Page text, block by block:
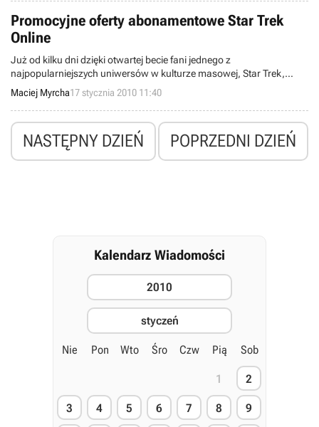
Promocyjne oferty abonamentowe Star Trek
Online
Już od kilku dni dzięki otwartej becie fani jednego z
najpopularniejszych uniwersów w kulturze masowej, Star Trek,
mają okazję przetestować najnowsze dzieło studia Cryptic, Star Trek
Online. Wydająca wspomniany tytuł firma Atari najwidoczniej
uznała, że gracze wyrobili już sobie jako takie pojęcie o rozgrywce i
zaproponowała im promocyjne wersje abonamentów.
Maciej Myrcha17 stycznia 2010 11:40
NASTĘPNY DZIEŃ POPRZEDNI DZIEŃ
Kalendarz Wiadomości
2010
styczeń
Nie Pon Wto Śro Czw Pią Sob
1 2
3 4 5 6 7 8 9